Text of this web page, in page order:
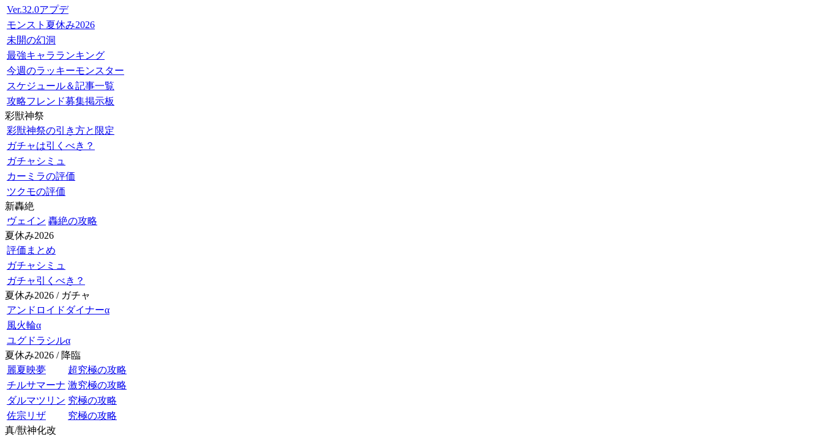
Ver.32.0アプデ
モンスト夏休み2026
未開の幻洞
最強キャラランキング
今週のラッキーモンスター
スケジュール＆記事一覧
攻略フレンド募集掲示板
彩獣神祭
彩獣神祭の引き方と限定
ガチャは引くべき？
ガチャシミュ
カーミラの評価
ツクモの評価
新轟絶
ヴェイン 轟絶の攻略
夏休み2026
評価まとめ
ガチャシミュ
ガチャ引くべき？
夏休み2026 / ガチャ
アンドロイドダイナーα
風火輪α
ユグドラシルα
夏休み2026 / 降臨
麗夏映夢
超究極の攻略
チルサマーナ 激究極の攻略
ダルマツリン 究極の攻略
佐宗リザ
究極の攻略
真/獣神化改